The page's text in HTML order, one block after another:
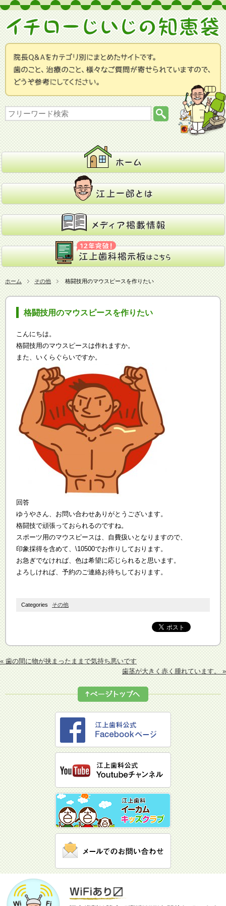
ホーム その他 格闘技用のマウスピースを作りたい
格闘技用のマウスピースを作りたい
こんにちは。
格闘技用のマウスピースは作れますか。
また、いくらぐらいですか。
回答
ゆうやさん、お問い合わせありがとうございます。
格闘技で頑張っておられるのですね。
スポーツ用のマウスピースは、自費扱いとなりますので、
印象採得を含めて、\10500でお作りしております。
お急ぎでなければ、色は希望に応じられると思います。
よろしければ、予約のご連絡お待ちしております。
Categories その他
« 歯の間に物が挟まったままで気持ち悪いです
歯茎が大きく赤く腫れています。 »